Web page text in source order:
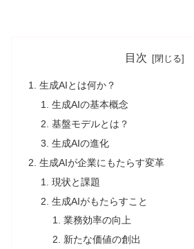
目次
生成AIとは何か？
生成AIの基本概念
基盤モデルとは？
生成AIの進化
生成AIが企業にもたらす変革
現状と課題
生成AIがもたらすこと
業務効率の向上
新たな価値の創出